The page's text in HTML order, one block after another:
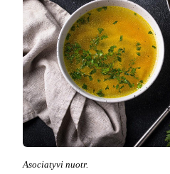
Asociatyvi nuotr.